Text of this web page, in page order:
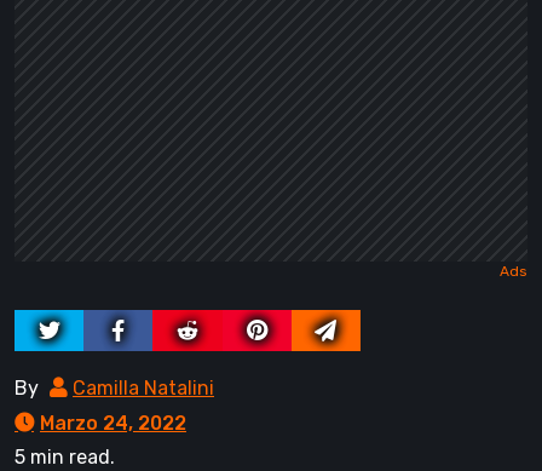
By
Camilla Natalini
Marzo 24, 2022
5 min read.